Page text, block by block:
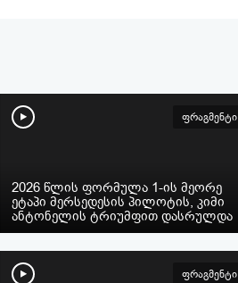
ფრაგმენტი
2026 წლის ფორმულა 1-ის მეორე
ეტაპი მერსედესის პილოტის, კიმი
ანტონელის ტრიუმფით დასრულდა
ფრაგმენტი